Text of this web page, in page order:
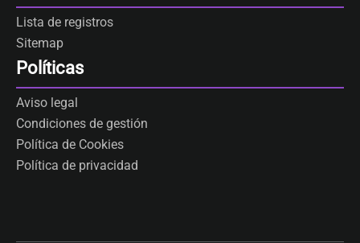
Lista de registros
Sitemap
Políticas
Aviso legal
Condiciones de gestión
Política de Cookies
Política de privacidad